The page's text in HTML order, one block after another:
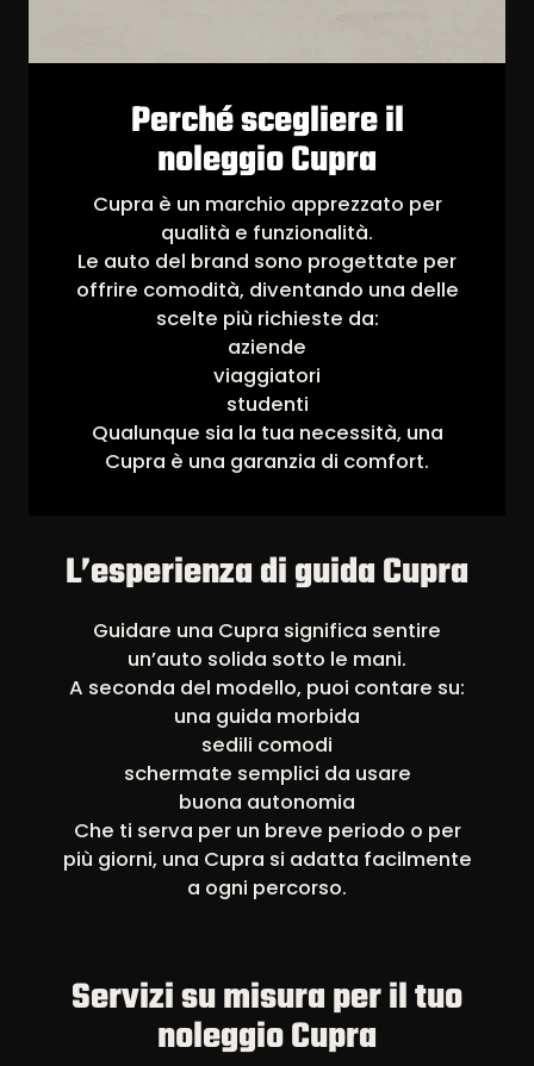
Perché scegliere il
noleggio Cupra
Cupra è un marchio apprezzato per
qualità e funzionalità.
Le auto del brand sono progettate per
offrire comodità, diventando una delle
scelte più richieste da:
aziende
viaggiatori
studenti
Qualunque sia la tua necessità, una
Cupra è una garanzia di comfort.
L’esperienza di guida Cupra
Guidare una Cupra significa sentire
un’auto solida sotto le mani.
A seconda del modello, puoi contare su:
una guida morbida
sedili comodi
schermate semplici da usare
buona autonomia
Che ti serva per un breve periodo o per
più giorni, una Cupra si adatta facilmente
a ogni percorso.
Servizi su misura per il tuo
noleggio Cupra